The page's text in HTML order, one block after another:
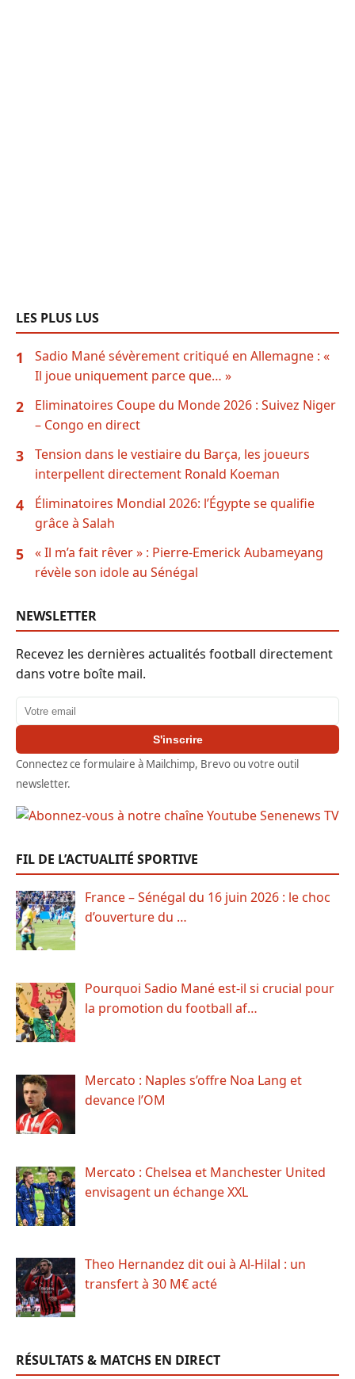
LES PLUS LUS
1
Sadio Mané sévèrement critiqué en Allemagne : «
Il joue uniquement parce que… »
2
Eliminatoires Coupe du Monde 2026 : Suivez Niger
– Congo en direct
3
Tension dans le vestiaire du Barça, les joueurs
interpellent directement Ronald Koeman
4
Éliminatoires Mondial 2026: l’Égypte se qualifie
grâce à Salah
5
« Il m’a fait rêver » : Pierre-Emerick Aubameyang
révèle son idole au Sénégal
NEWSLETTER
Recevez les dernières actualités football directement
dans votre boîte mail.
Adresse email
S'inscrire
Connectez ce formulaire à Mailchimp, Brevo ou votre outil
newsletter.
FIL DE L’ACTUALITÉ SPORTIVE
France – Sénégal du 16 juin 2026 : le choc
d’ouverture du …
Pourquoi Sadio Mané est-il si crucial pour
la promotion du football af…
Mercato : Naples s’offre Noa Lang et
devance l’OM
Mercato : Chelsea et Manchester United
envisagent un échange XXL
Theo Hernandez dit oui à Al-Hilal : un
transfert à 30 M€ acté
RÉSULTATS & MATCHS EN DIRECT